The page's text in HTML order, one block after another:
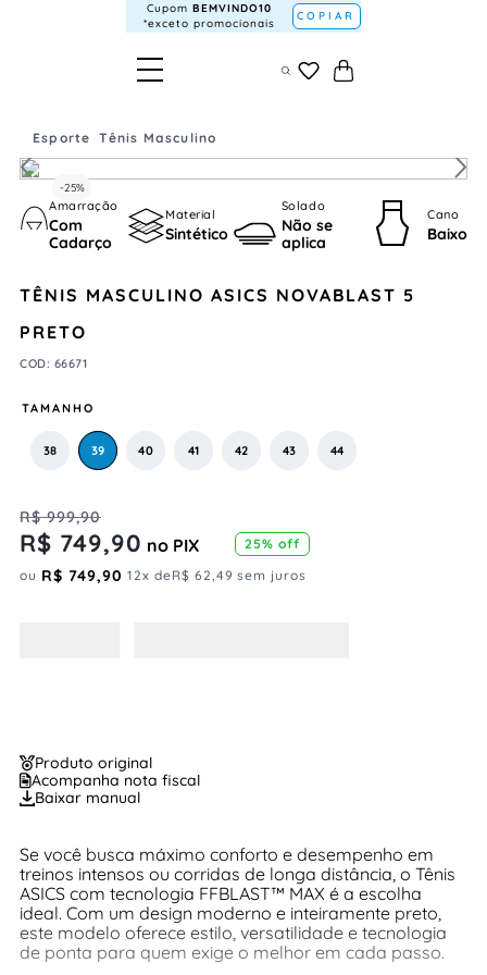
Cupom BEMVINDO10
*exceto promocionais
COPIAR
Esporte Tênis Masculino
-25%
Amarração
Com
Cadarço
Material
Sintético
Solado
Não se
aplica
Cano
Baixo
TÊNIS MASCULINO ASICS NOVABLAST 5
PRETO
COD: 66671
TAMANHO
38 39 40 41 42 43 44
R$ 999,90
R$ 749,90 no PIX 25% off
ou R$ 749,90 12x deR$ 62,49 sem juros
Produto original
Acompanha nota fiscal
Baixar manual
Se você busca máximo conforto e desempenho em
treinos intensos ou corridas de longa distância, o Tênis
ASICS com tecnologia FFBLAST™ MAX é a escolha
ideal. Com um design moderno e inteiramente preto,
este modelo oferece estilo, versatilidade e tecnologia
de ponta para quem exige o melhor em cada passo.